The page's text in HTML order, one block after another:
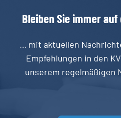
BleibenSie immerauf
… mit aktuellen
Empfehlungen in den
unserem regelmäßigen